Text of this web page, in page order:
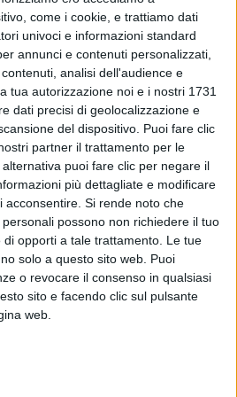
come i cookie, e trattiamo dati
univoci e informazioni standard
annunci e contenuti personalizzati,
analisi dell'audience e
tua autorizzazione noi e i nostri 1731
dati precisi di geolocalizzazione e
del dispositivo. Puoi fare clic
partner il trattamento per le
puoi fare clic per negare il
più dettagliate e modificare
acconsentire. Si rende noto che
possono non richiedere il tuo
opporti a tale trattamento. Le tue
solo a questo sito web. Puoi
o revocare il consenso in qualsiasi
sito e facendo clic sul pulsante
web.
la nuova Arena Santa
primo grande evento dal vivo.
è arrivata
ieri (venerdì 8 maggio). Un
una laurea”, il brano con
per la prima volta con il
.
diDonatellosi sono alternati
, tra cuiAnnalisa .
hanno finalmente
cartelloni